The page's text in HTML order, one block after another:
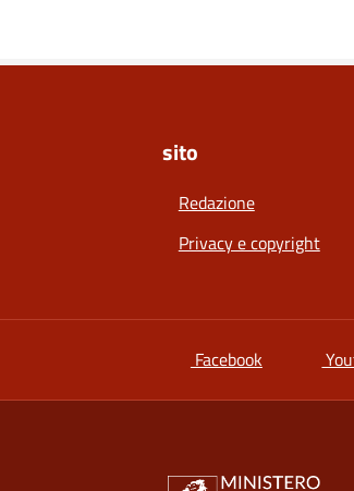
sito
Redazione
Privacy e copyright
Facebooksi apre in